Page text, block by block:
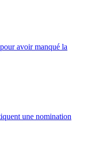
avoir manqué la
une nomination